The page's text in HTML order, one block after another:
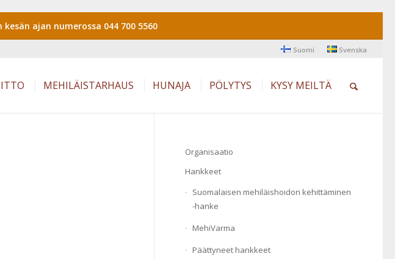
ajan numerossa 044 700 5560
Suomi Svenska
MEHILÄISTARHAUS HUNAJA PÖLYTYS KYSY MEILTÄ
Organisaatio
Hankkeet
Suomalaisen mehiläishoidon kehittäminen
-hanke
MehiVarma
Päättyneet hankkeet